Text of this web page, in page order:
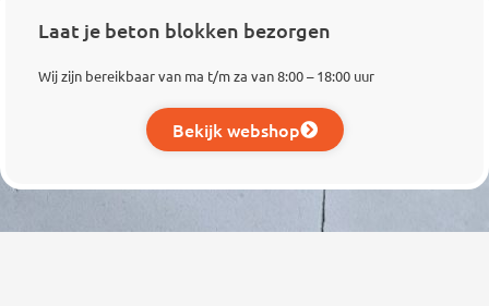
Laat je beton blokken bezorgen
Wij zijn bereikbaar van ma t/m za van 8:00 – 18:00 uur
Bekijk webshop